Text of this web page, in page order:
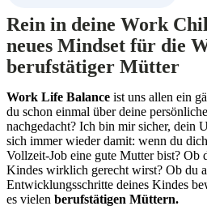
Rein in deine Work
neues Mindset für die
berufstätiger Mütter
Work Life Balance ist uns allen ein
du schon einmal über deine
nachgedacht? Ich bin mir sicher, dein
sich immer wieder damit: wenn du
Vollzeit-Job eine gute Mutter bist? Ob
Kindes wirklich gerecht wirst? Ob du
Entwicklungsschritte deines Kindes
es vielen berufstätigen Müttern.